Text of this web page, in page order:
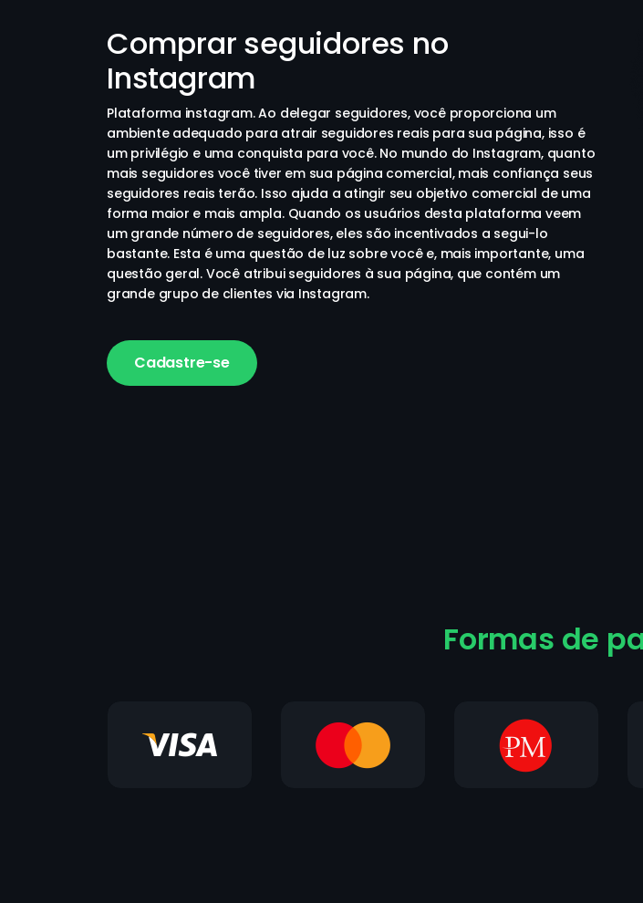
Comprar seguidores no
Instagram
Plataforma instagram. Ao delegar seguidores, você proporciona um
ambiente adequado para atrair seguidores reais para sua página, isso é
um privilégio e uma conquista para você. No mundo do Instagram, quanto
mais seguidores você tiver em sua página comercial, mais confiança seus
seguidores reais terão. Isso ajuda a atingir seu objetivo comercial de uma
forma maior e mais ampla. Quando os usuários desta plataforma veem
um grande número de seguidores, eles são incentivados a segui-lo
bastante. Esta é uma questão de luz sobre você e, mais importante, uma
questão geral. Você atribui seguidores à sua página, que contém um
grande grupo de clientes via Instagram.
Cadastre-se
Formas de